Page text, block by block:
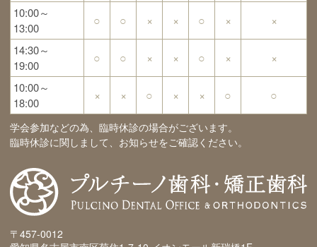
10:00～
13:00
○ ○ × × ○ × ×
14:30～
19:00
○ ○ × × ○ × ×
10:00～
18:00
× × ○ × × ○ ○
学会参加などの為、臨時休診の場合がございます。
臨時休診に関しまして、お知らせをご確認ください。
〒457-0012